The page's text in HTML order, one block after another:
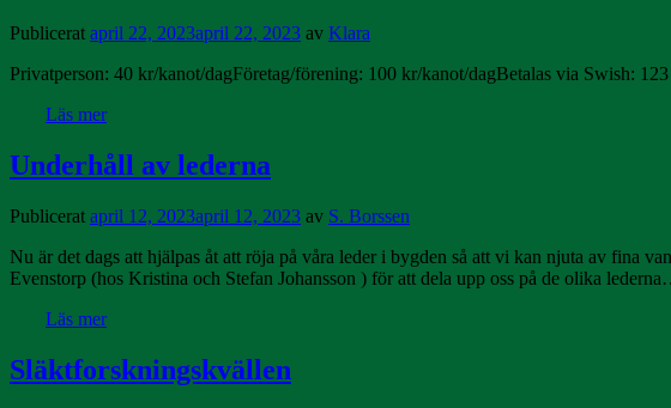
Publicerat april 22, 2023april 22, 2023 av Klara
Privatperson: 40 kr/kanot/dagFöretag/förening: 100 kr/kanot/dagBetalas via Swish:
Läs mer
Underhåll av lederna
Publicerat april 12, 2023april 12, 2023 av S. Borssen
Nu är det dags att hjälpas åt att röja på våra leder i bygden så att vi kan njuta av fina
Evenstorp (hos Kristina och Stefan Johansson ) för att dela upp oss på de olika
Läs mer
Släktforskningskvällen